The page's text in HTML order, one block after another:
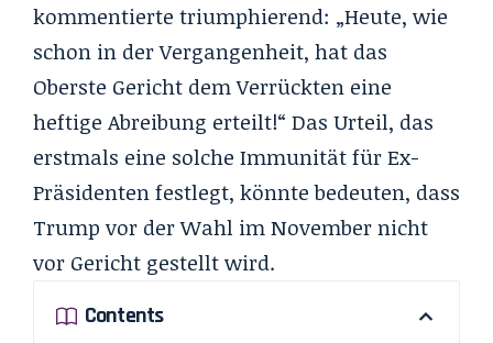
kommentierte triumphierend: „Heute, wie
schon in der Vergangenheit, hat das
Oberste Gericht dem Verrückten eine
heftige Abreibung erteilt!“ Das Urteil, das
erstmals eine solche Immunität für Ex-
Präsidenten festlegt, könnte bedeuten, dass
Trump vor der Wahl im November nicht
vor Gericht gestellt wird.
Contents